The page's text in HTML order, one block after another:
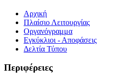
Αρχική
Πλαίσιο Λειτουργίας
Οργανόγραμμα
Εγκύκλιοι - Αποφάσεις
Δελτία Τύπου
Περιφέρειες